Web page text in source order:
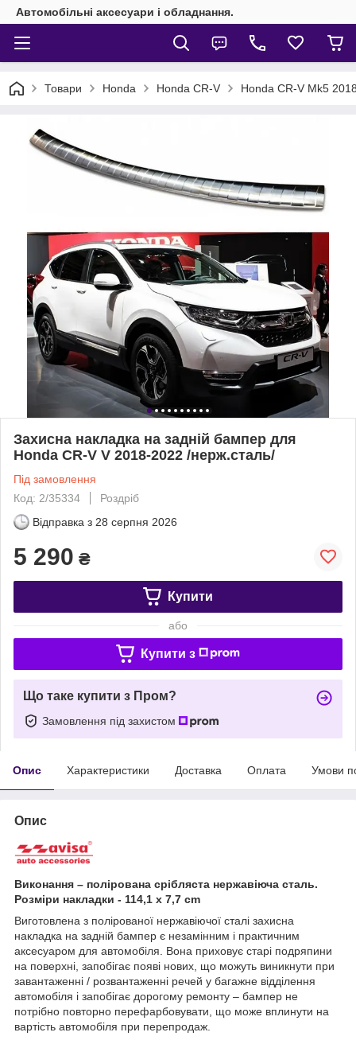
Автомобільні аксесуари і обладнання.
Товари Honda Honda CR-V Honda CR-V Mk5
Захисна накладка на задній бампер для
Honda CR-V V 2018-2022 /нерж.сталь/
Під замовлення
Код: 2/35334
Роздріб
Відправка з 28 серпня 2026
5 290 ₴
Купити
або
Купити з
Що таке купити з Пром?
Замовлення під захистом
Опис Характеристики Доставка Оплата Умови
Опис
Виконання – полірована срібляста нержавіюча сталь.
Розміри накладки - 114,1 x 7,7 cm
Виготовлена з полірованої нержавіючої сталі захисна
накладка на задній бампер є незамінним і практичним
аксесуаром для автомобіля. Вона приховує старі подряпини
на поверхні, запобігає появі нових, що можуть виникнути при
завантаженні / розвантаженні речей у багажне відділення
автомобіля і запобігає дорогому ремонту – бампер не
потрібно повторно перефарбовувати, що може вплинути на
вартість автомобіля при перепродаж.